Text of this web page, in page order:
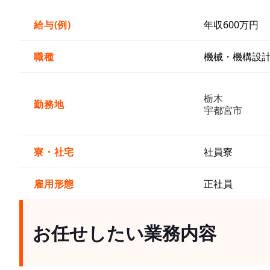
給与(例) 年収600万円
職種 機械・機構設
勤務地
栃木
宇都宮市
寮・社宅 社員寮
雇用形態 正社員
お任せしたい業務内容